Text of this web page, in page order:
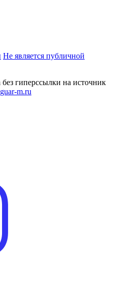
Не является публичной
гиперссылки на источник
m.ru